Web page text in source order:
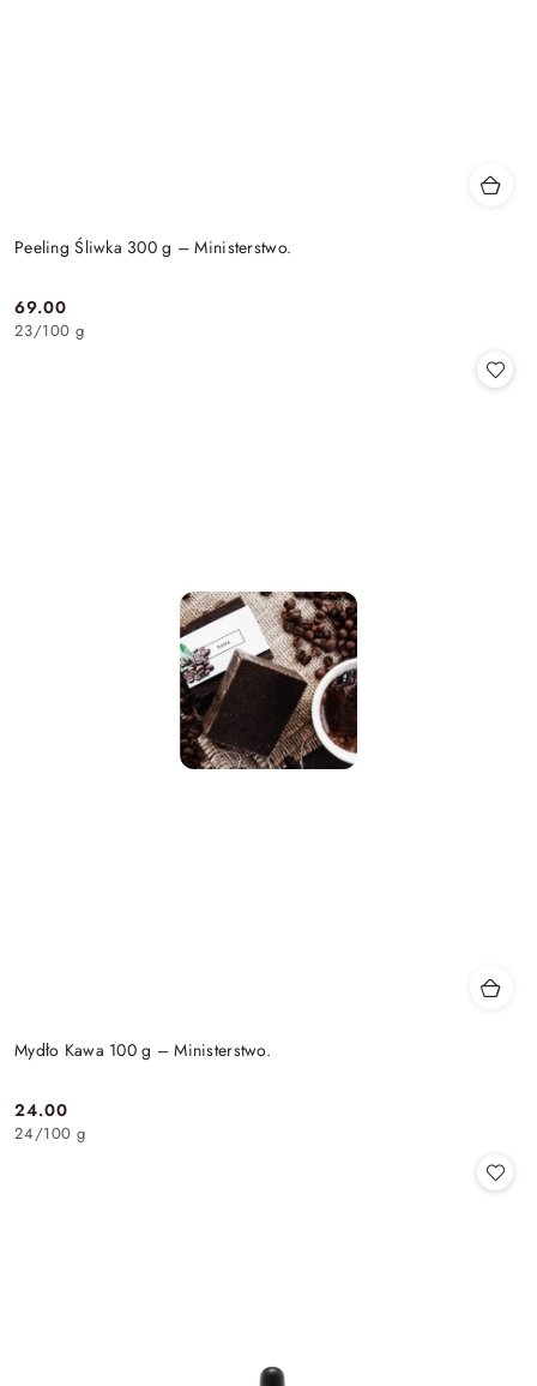
Peeling Śliwka 300 g – Ministerstwo.
Cena:
69.00
23/100 g
Mydło Kawa 100 g – Ministerstwo.
Cena:
24.00
24/100 g